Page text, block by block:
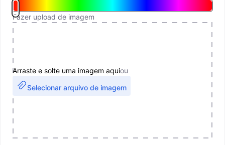
Fazer upload de imagem
Arraste e solte uma imagem aquiou
Selecionar arquivo de imagem